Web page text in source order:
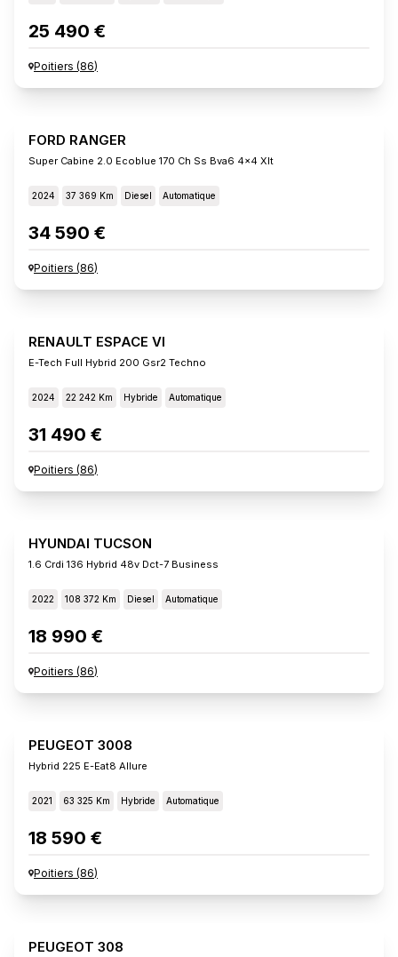
25 490 €
Poitiers (86)
FORD RANGER
Super Cabine 2.0 Ecoblue 170 Ch Ss Bva6 4x4 Xlt
2024 37 369 Km Diesel Automatique
34 590 €
Poitiers (86)
RENAULT ESPACE VI
E-Tech Full Hybrid 200 Gsr2 Techno
2024 22 242 Km Hybride Automatique
31 490 €
Poitiers (86)
HYUNDAI TUCSON
1.6 Crdi 136 Hybrid 48v Dct-7 Business
2022 108 372 Km Diesel Automatique
18 990 €
Poitiers (86)
PEUGEOT 3008
Hybrid 225 E-Eat8 Allure
2021 63 325 Km Hybride Automatique
18 590 €
Poitiers (86)
PEUGEOT 308